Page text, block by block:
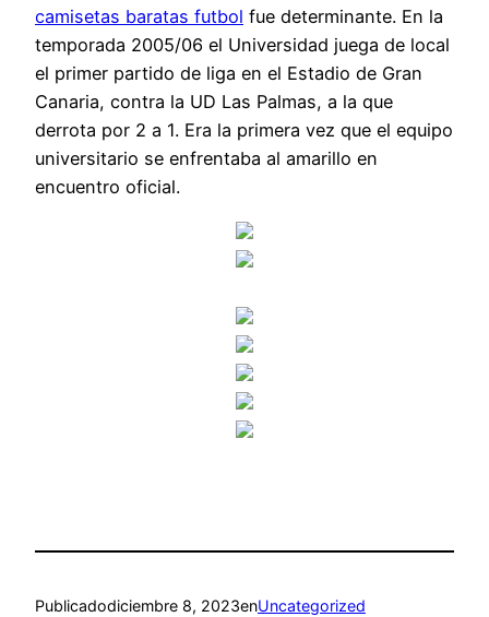
camisetas baratas futbol fue determinante. En la
temporada 2005/06 el Universidad juega de local
el primer partido de liga en el Estadio de Gran
Canaria, contra la UD Las Palmas, a la que
derrota por 2 a 1. Era la primera vez que el equipo
universitario se enfrentaba al amarillo en
encuentro oficial.
Publicadodiciembre 8, 2023enUncategorized